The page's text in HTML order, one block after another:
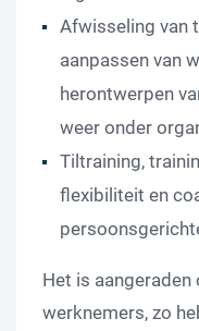
Afwisseling van
aanpassen van
herontwerpen
weer onder
Tiltraining,
flexibiliteit en
Het is
werknemers, zo